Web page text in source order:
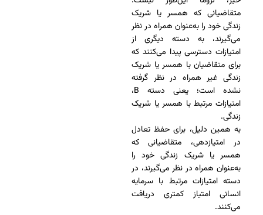
متقاضیانی که همسر یا شریک
زندگی خود را به‌عنوان همراه در نظر
می‌گیرند، به دسته دیگری از
امتیازات دسترسی پیدا می‌کنند که
برای متقاضیان با همسر یا شریک
زندگی غیر همراه در نظر گرفته
نشده است؛ یعنی دسته B،
امتیازات مرتبط با همسر یا شریک
زندگی.
به همین دلیل، برای حفظ تعادل
در امتیازدهی، متقاضیانی که
همسر یا شریک زندگی خود را
به‌عنوان همراه در نظر می‌گیرند، در
دسته امتیازات مرتبط با سرمایه
انسانی امتیاز کمتری دریافت
می‌کنند.